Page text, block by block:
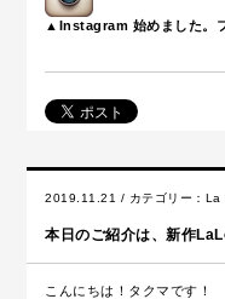
▲Instagram 始めました。
2019.11.21 / カテゴリー： La
本日のご紹介は、新作
こんにちは！タクマです！